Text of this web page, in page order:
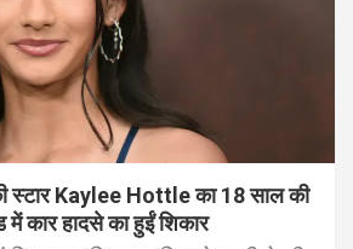
स्टार Kaylee Hottle का 18 साल की
कार हादसे का हुईं शिकार